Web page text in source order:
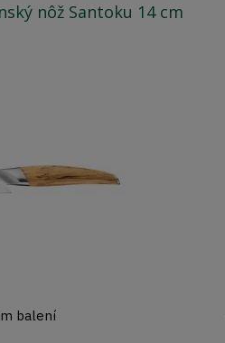
nôž Santoku 14 cm
balení